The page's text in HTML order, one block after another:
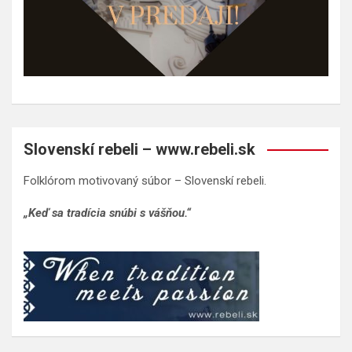
Slovenskí rebeli – www.rebeli.sk
Folklórom motivovaný súbor – Slovenskí rebeli.
„Keď sa tradícia snúbi s vášňou.“